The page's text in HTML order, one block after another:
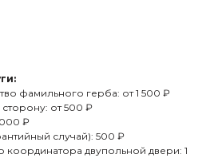
фамильного герба: от 1 500 ₽
от 500 ₽
₽
случай): 500 ₽
координатора двупольной двери: 1